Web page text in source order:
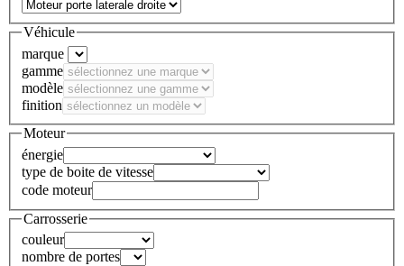
Véhicule
marque
gamme
modèle
finition
Moteur
énergie
type de boite de vitesse
code moteur
Carrosserie
couleur
nombre de portes